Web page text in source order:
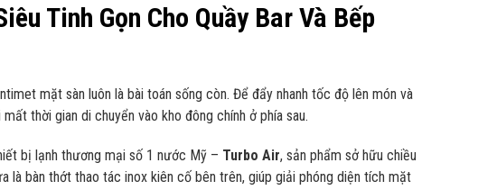
Tinh Gọn Cho Quầy Bar Và Bếp
mặt sàn luôn là bài toán sống còn. Để đẩy nhanh tốc độ lên món và
thời gian di chuyển vào kho đông chính ở phía sau.
bị lạnh thương mại số 1 nước Mỹ – Turbo Air, sản phẩm sở hữu chiều
là bàn thớt thao tác inox kiên cố bên trên, giúp giải phóng diện tích mặt